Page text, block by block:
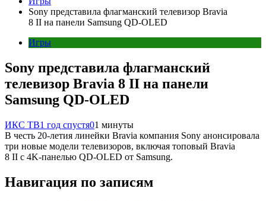
Sony представила флагманский телевизор Bravia
8 II на панели Samsung QD-OLED
Игры
Sony представила флагманский
телевизор Bravia 8 II на панели
Samsung QD-OLED
ИКС ТВ1 год спустя01 минуты
В честь 20-летия линейки Bravia компания Sony анонсировала
три новые модели телевизоров, включая топовый Bravia
8 II с 4K-панелью QD-OLED от Samsung.
Навигация по записям